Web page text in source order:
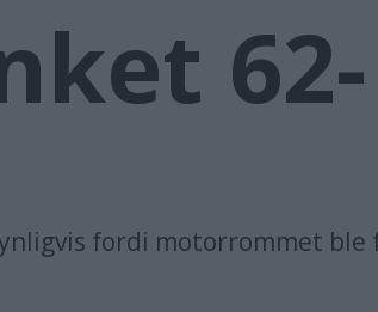
62-
fordi motorrommet ble